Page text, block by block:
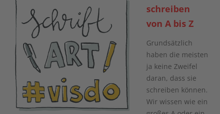
schreiben
von A bis Z
Grundsätzlich
haben die meisten
ja keine Zweifel
daran, dass sie
schreiben können.
Wir wissen wie ein